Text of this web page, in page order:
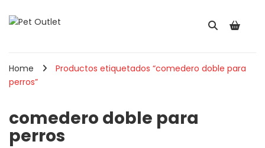
Home
Productos etiquetados “comedero doble para
perros”
comedero doble para
perros